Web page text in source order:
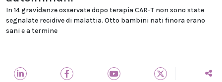
In 14 gravidanze osservate dopo terapia CAR-T non sono state
segnalate recidive di malattia. Otto bambini nati finora erano
sani e a termine